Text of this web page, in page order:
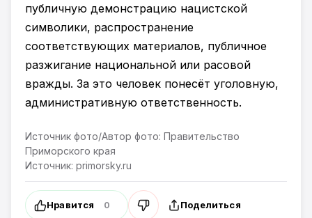
публичную демонстрацию нацистской
символики, распространение
соответствующих материалов, публичное
разжигание национальной или расовой
вражды. За это человек понесёт уголовную,
административную ответственность.
Источник фото/Автор фото: Правительство
Приморского края
Источник: primorsky.ru
Нравится 0 Поделиться